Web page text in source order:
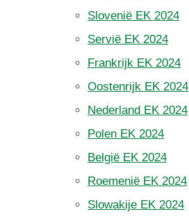
Slovenië EK 2024
Servië EK 2024
Frankrijk EK 2024
Oostenrijk EK 2024
Nederland EK 2024
Polen EK 2024
België EK 2024
Roemenië EK 2024
Slowakije EK 2024